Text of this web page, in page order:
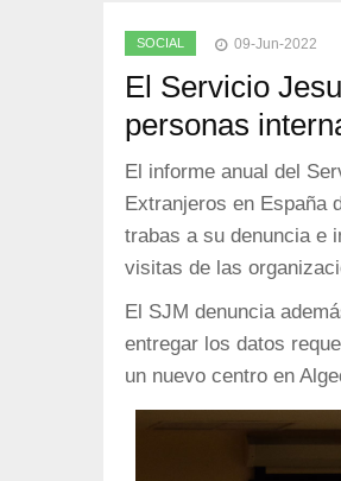
de
ayuda
a
la
navegación
SOCIAL 09-Jun-2022
El Servicio
personas
El informe anual del
Extranjeros en España
trabas a su denuncia e
visitas de las
El SJM denuncia
entregar los datos
un nuevo centro en